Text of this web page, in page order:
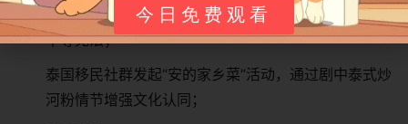
美国小学以“蟾蜍堡阶级模型”教授社会结构，学生设计
平等宪法；
泰国移民社群发起“安的家乡菜”活动，通过剧中泰式炒
河粉情节增强文化认同；
今日免费观看